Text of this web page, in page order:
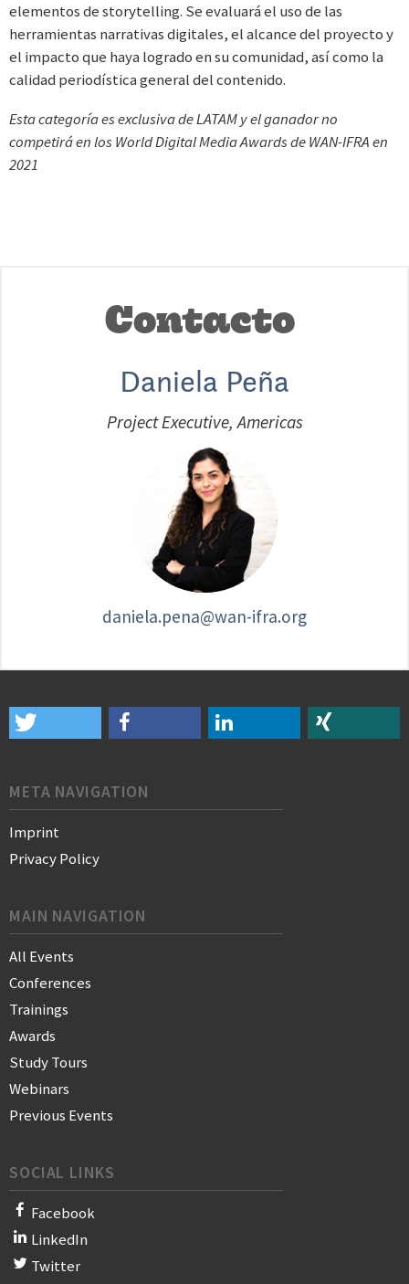
elementos de storytelling. Se evaluará el uso de las
herramientas narrativas digitales, el alcance del proyecto y
el impacto que haya logrado en su comunidad, así como la
calidad periodística general del contenido.
Esta categoría es exclusiva de LATAM y el ganador no
competirá en los World Digital Media Awards de WAN-IFRA en
2021
Contacto
Daniela Peña
Project Executive, Americas
daniela.pena@wan-ifra.org
META NAVIGATION
Imprint
Privacy Policy
MAIN NAVIGATION
All Events
Conferences
Trainings
Awards
Study Tours
Webinars
Previous Events
SOCIAL LINKS
Facebook
LinkedIn
Twitter